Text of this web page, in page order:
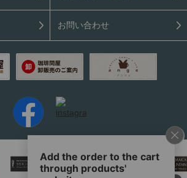
お問い合わせ